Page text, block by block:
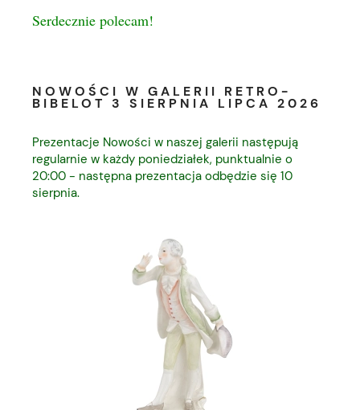
Serdecznie polecam!
NOWOŚCI W GALERII RETRO-
BIBELOT 3 SIERPNIA LIPCA 2026
Prezentacje Nowości w naszej galerii następują
regularnie w każdy poniedziałek, punktualnie o
20:00 - następna prezentacja odbędzie się 10
sierpnia.